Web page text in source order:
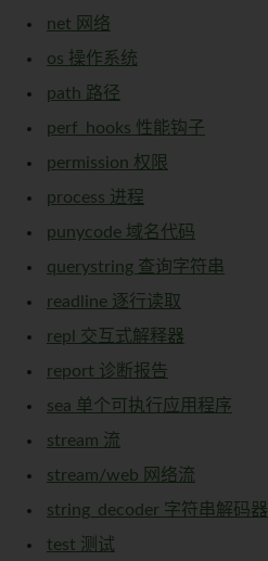
net 网络
os 操作系统
path 路径
perf_hooks 性能钩子
permission 权限
process 进程
punycode 域名代码
querystring 查询字符串
readline 逐行读取
repl 交互式解释器
report 诊断报告
sea 单个可执行应用程序
stream 流
stream/web 网络流
string_decoder 字符串解码器
test 测试